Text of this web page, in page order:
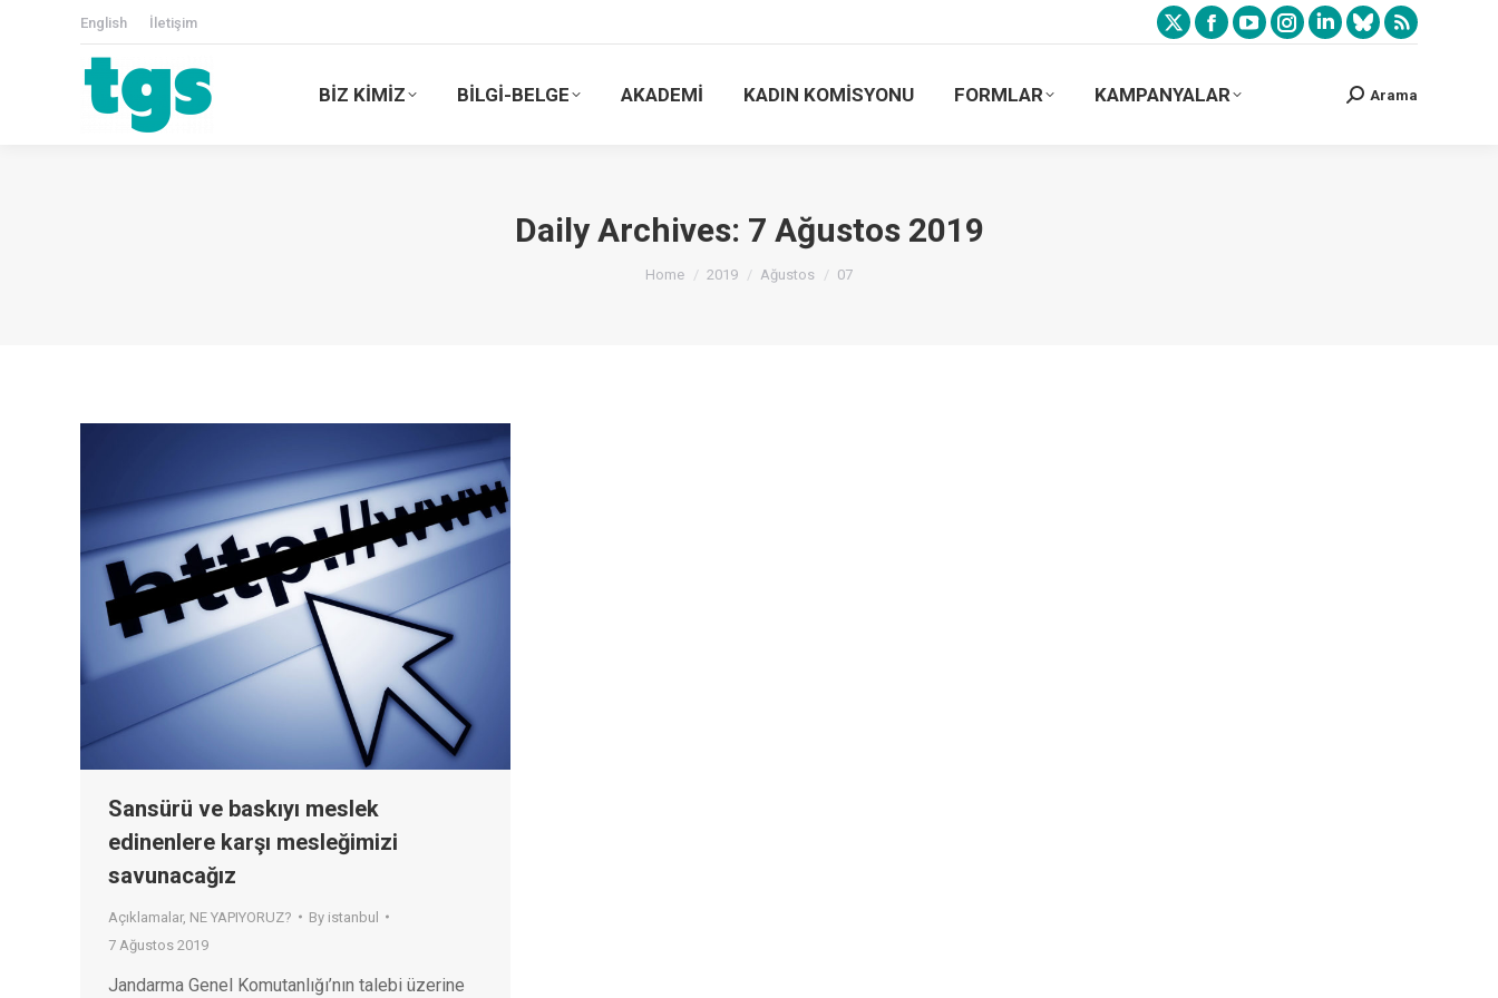
English İletişim
BİZ KİMİZ BİLGİ-BELGE AKADEMİ KADIN KOMİSYONU FORMLAR KAMPANYALAR Arama
Daily Archives: 7 Ağustos 2019
You are here:
Home 2019 Ağustos 07
Sansürü ve baskıyı meslek
edinenlere karşı mesleğimizi
savunacağız
Açıklamalar, NE YAPIYORUZ? By istanbul
7 Ağustos 2019
Jandarma Genel Komutanlığı’nın talebi üzerine